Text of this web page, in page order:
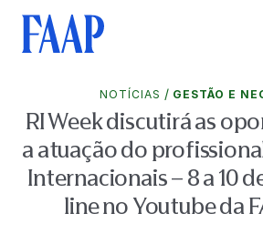
NOTÍCIAS / GESTÃO E
RI Week discutirá as
a atuação do
Internacionais – 8 a 10
line no Youtube da